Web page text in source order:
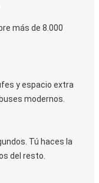
más de 8.000
y espacio extra
modernos.
Tú haces la
del resto.